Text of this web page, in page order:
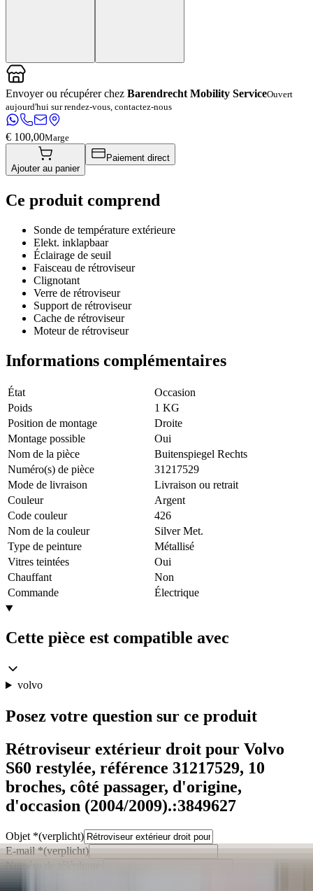
Envoyer ou récupérer chez Barendrecht Mobility ServiceOuvert
aujourd'hui sur rendez-vous, contactez-nous
€ 100,00Marge
Ajouter au panier
Paiement direct
Ce produit comprend
Sonde de température extérieure
Elekt. inklapbaar
Éclairage de seuil
Faisceau de rétroviseur
Clignotant
Verre de rétroviseur
Support de rétroviseur
Cache de rétroviseur
Moteur de rétroviseur
Informations complémentaires
État
Occasion
Poids
1 KG
Position de montage
Droite
Montage possible
Oui
Nom de la pièce
Buitenspiegel Rechts
Numéro(s) de pièce
31217529
Mode de livraison
Livraison ou retrait
Couleur
Argent
Code couleur
426
Nom de la couleur
Silver Met.
Type de peinture
Métallisé
Vitres teintées
Oui
Chauffant
Non
Commande
Électrique
Cette pièce est compatible avec
volvo
Posez votre question sur ce produit
Rétroviseur extérieur droit pour Volvo
S60 restylée, référence 31217529, 10
broches, côté passager, d'origine,
d'occasion (2004/2009).:3849627
Objet *(verplicht)
E-mail *(verplicht)
Numéro de téléphone